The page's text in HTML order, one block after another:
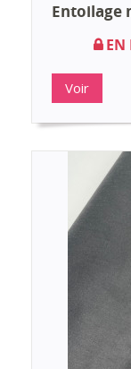
Entoilage
EN
Voir